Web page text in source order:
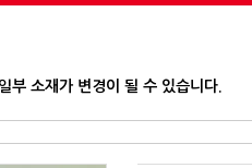
부 소재가 변경이 될 수 있습니다.